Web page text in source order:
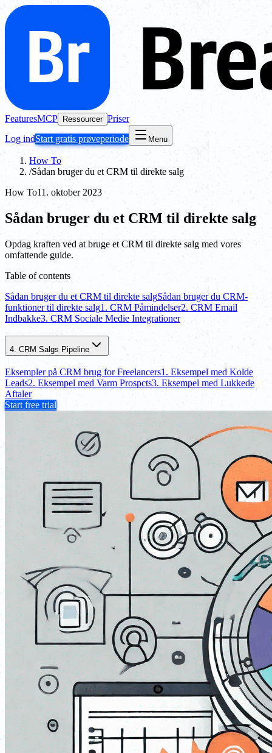
FeaturesMCP Ressourcer Priser
Log indStart gratis prøveperiode Menu
How To
/Sådan bruger du et CRM til direkte salg
How To11. oktober 2023
Sådan bruger du et CRM til direkte salg
Opdag kraften ved at bruge et CRM til direkte salg med vores
omfattende guide.
Table of contents
Sådan bruger du et CRM til direkte salgSådan bruger du CRM-
funktioner til direkte salg1. CRM Påmindelser2. CRM Email
Indbakke3. CRM Sociale Medie Integrationer
4. CRM Salgs Pipeline
Eksempler på CRM brug for Freelancers1. Eksempel med Kolde
Leads2. Eksempel med Varm Prospcts3. Eksempel med Lukkede
Aftaler
Start free trial